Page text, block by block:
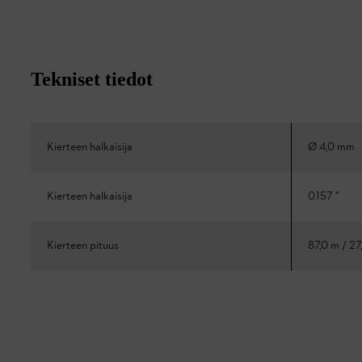
Tekniset tiedot
Kierteen halkaisija Ø 4,0 mm
Kierteen halkaisija 0.157 "
Kierteen pituus 87,0 m /